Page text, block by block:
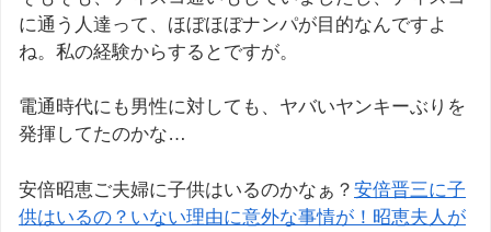
に通う人達って、ほぼほぼナンパが目的なんですよ
ね。私の経験からするとですが。
電通時代にも男性に対しても、ヤバいヤンキーぶりを
発揮してたのかな…
安倍昭恵ご夫婦に子供はいるのかなぁ？ 安倍晋三に子
供はいるの？いない理由に意外な事情が！昭恵夫人が